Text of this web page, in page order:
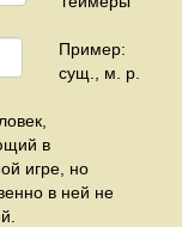
Пример:
сущ., м. р.
в
игре, но
в ней не